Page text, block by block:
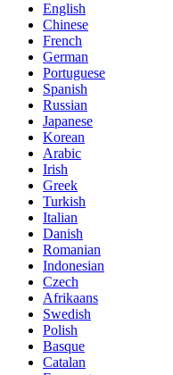
English
Chinese
French
German
Portuguese
Spanish
Russian
Japanese
Korean
Arabic
Irish
Greek
Turkish
Italian
Danish
Romanian
Indonesian
Czech
Afrikaans
Swedish
Polish
Basque
Catalan